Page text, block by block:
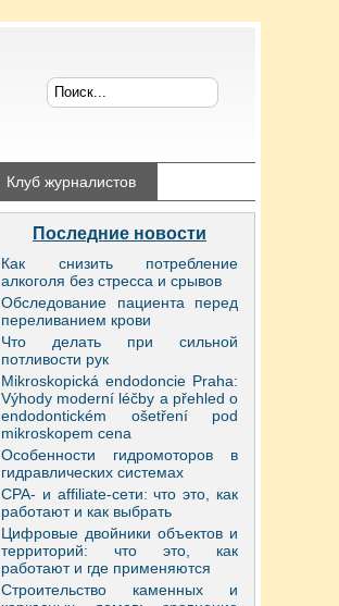
Клуб журналистов
Последние новости
Как снизить потребление
алкоголя без стресса и срывов
Обследование пациента перед
переливанием крови
Что делать при сильной
потливости рук
Mikroskopická endodoncie Praha:
Výhody moderní léčby a přehled o
endodontickém ošetření pod
mikroskopem cena
Особенности гидромоторов в
гидравлических системах
CPA- и affiliate-сети: что это, как
работают и как выбрать
Цифровые двойники объектов и
территорий: что это, как
работают и где применяются
Строительство каменных и